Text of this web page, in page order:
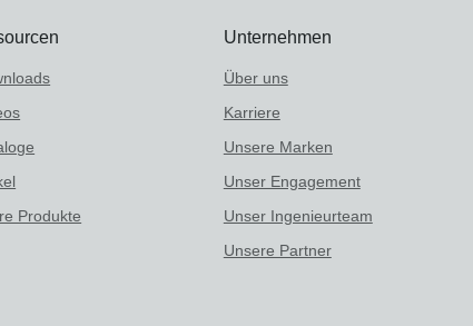
Produkte
Unternehmen
Über uns
Karriere
Unsere Marken
Unser Engagement
Unser Ingenieurteam
Unsere Partner